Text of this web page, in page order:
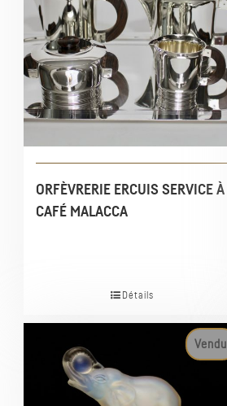
ORFÈVRERIE ERCUIS SERVICE À
CAFÉ MALACCA
Détails
Vendu